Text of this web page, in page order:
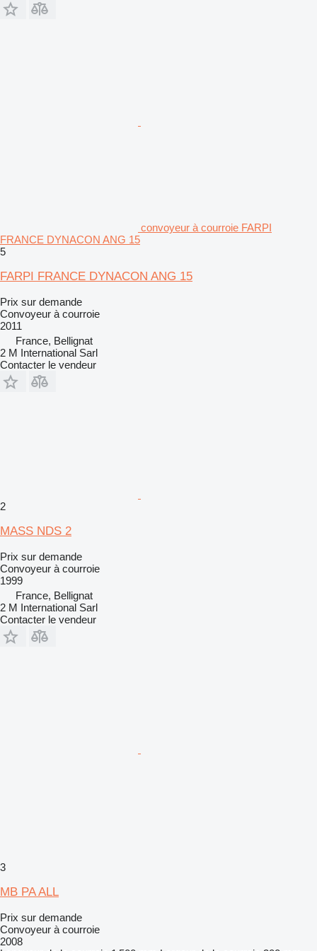
convoyeur à courroie FARPI
FRANCE DYNACON ANG 15
5
FARPI FRANCE DYNACON ANG 15
Prix sur demande
Convoyeur à courroie
2011
France, Bellignat
2 M International Sarl
Contacter le vendeur
2
MASS NDS 2
Prix sur demande
Convoyeur à courroie
1999
France, Bellignat
2 M International Sarl
Contacter le vendeur
3
MB PA ALL
Prix sur demande
Convoyeur à courroie
2008